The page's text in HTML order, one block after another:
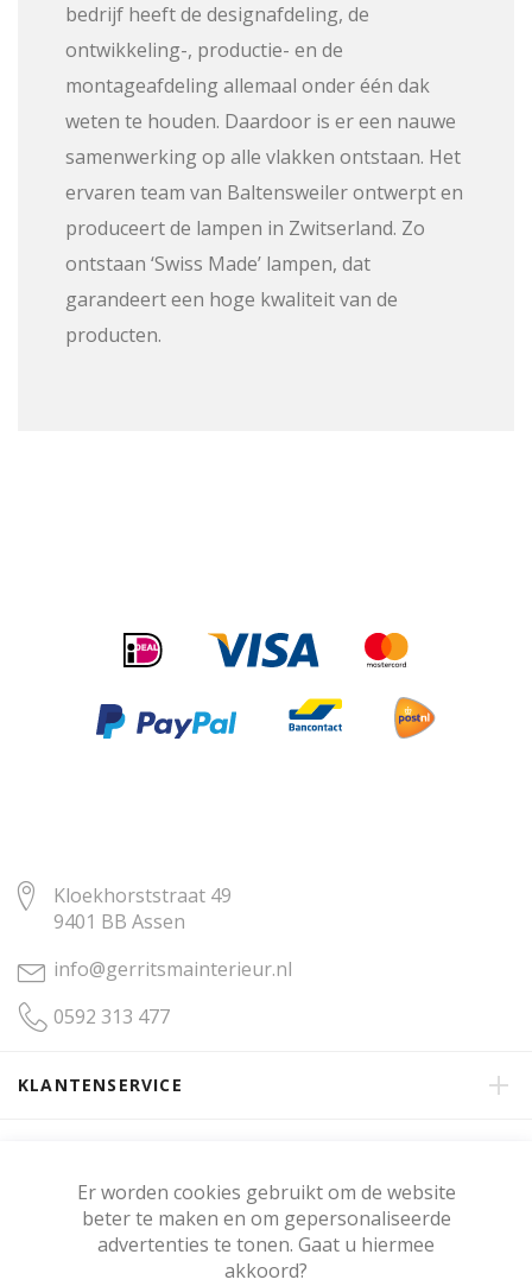
Er worden cookies gebruikt om de website
beter te maken en om gepersonaliseerde
advertenties te tonen. Gaat u hiermee
akkoord?
bedrijf heeft de designafdeling, de
ontwikkeling-, productie- en de
montageafdeling allemaal onder één dak
weten te houden. Daardoor is er een nauwe
samenwerking op alle vlakken ontstaan. Het
ervaren team van Baltensweiler ontwerpt en
produceert de lampen in Zwitserland. Zo
ontstaan ‘Swiss Made’ lampen, dat
garandeert een hoge kwaliteit van de
producten.
Kloekhorststraat 49
9401 BB Assen
info@gerritsmainterieur.nl
0592 313 477
KLANTENSERVICE
KLANTENBEOORDELING